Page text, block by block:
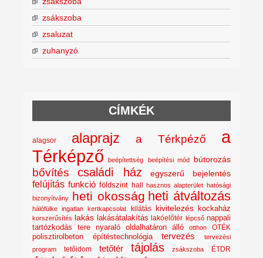
zsákszoba
zsaluzat
zuhanyzó
CÍMKÉK
alagsor alaprajz a Térkpéző
a
Térképző
beépítettség beépítési mód bútorozás
bővítés családi ház egyszerű bejelentés
felújítás funkció földszint hall hasznos alapterület hatósági
bizonyítvány heti okosság heti átváltozás
hálófülke ingatlan kertkapcsolat kilátás kivitelezés kockaház
korszerűsítés lakás lakásátalakítás lakóelőtér lépcső nappali
tartózkodás tere
nyaraló oldalhatáron álló otthon OTÉK
polisztirolbeton építéstechnológia tervezés
tervezési
program
tetőidom tetőtér tájolás zsákszoba ÉTDR